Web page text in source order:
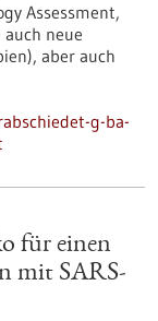
Assessment,
auch neue
aber auch
g-ba-
für einen
mit SARS-